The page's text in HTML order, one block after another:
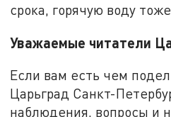
срока, горячую воду
Уважаемые читатели
Если вам есть чем
Царьград Санкт-
наблюдения, вопросы и